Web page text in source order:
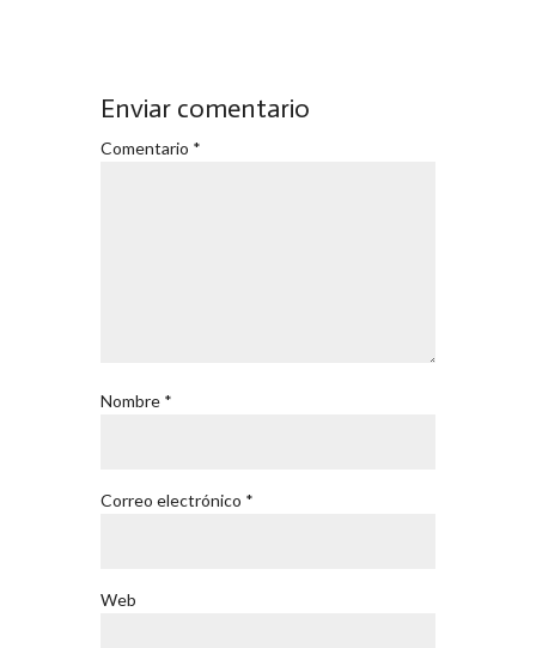
Enviar comentario
Comentario *
Nombre *
Correo electrónico *
Web